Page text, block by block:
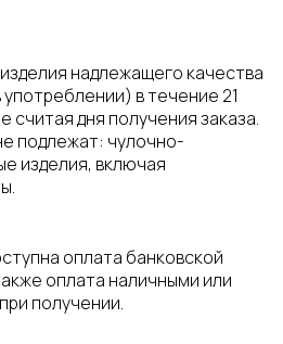
надлежащего качества
в течение 21
считая дня получения заказа.
подлежат: чулочно-
изделия, включая
оплата банковской
оплата наличными или
получении.